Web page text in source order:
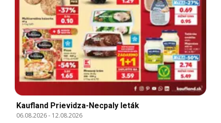
Kaufland Prievidza-Necpaly leták
06.08.2026- 12.08.2026